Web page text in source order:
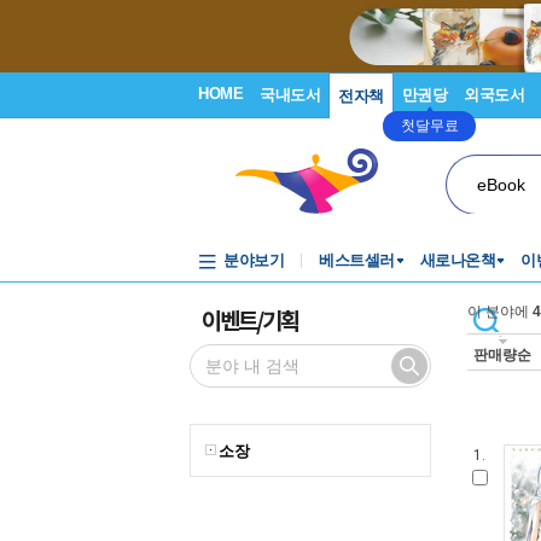
HOME 국내도서 전자책 만권당
첫달무료
외국도서
eBook
분야보기 베스트셀러 새로나온책 이
이벤트/기획
소장
이 분야에 4
판매량순
1.